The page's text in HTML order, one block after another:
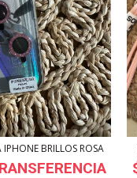
BRILLOS ROSA